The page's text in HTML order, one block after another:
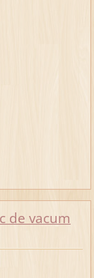
de vacum